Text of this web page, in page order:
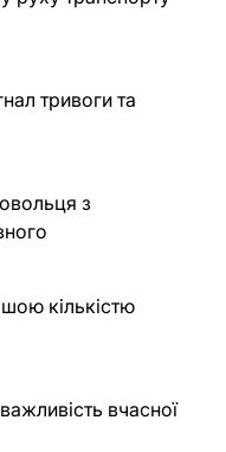
тривоги та
з
кількістю
вчасної